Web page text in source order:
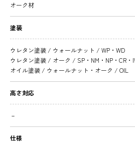
オーク材
塗装
ウレタン塗装 / ウォールナット / WP・WD
ウレタン塗装 / オーク / SP・NM・NP・CR・
オイル塗装 / ウォールナット・オーク / OIL
高さ対応
－
仕様